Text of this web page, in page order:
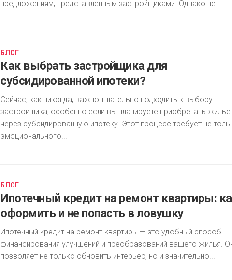
предложениям, представленным застройщиками. Однако не...
БЛОГ
Как выбрать застройщика для
субсидированной ипотеки?
Сейчас, как никогда, важно тщательно подходить к выбору
застройщика, особенно если вы планируете приобретать жильё
через субсидированную ипотеку. Этот процесс требует не
эмоционального...
БЛОГ
Ипотечный кредит на ремонт квартиры:
оформить и не попасть в ловушку
Ипотечный кредит на ремонт квартиры — это удобный способ
финансирования улучшений и преобразований вашего жилья.
позволяет не только обновить интерьер, но и значительно...